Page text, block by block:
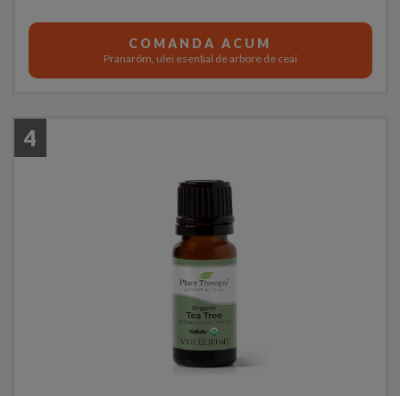
COMANDA ACUM
Pranarôm, ulei esențial de arbore de ceai
4